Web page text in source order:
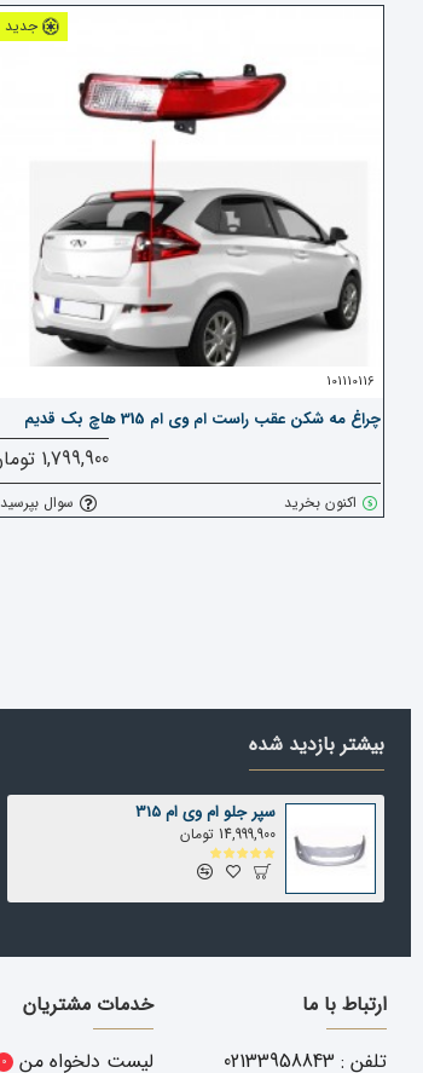
جدید
101110116
چراغ مه شکن عقب راست ام وی ام 315 هاچ بک قدیم
1,799,900 تومان
اکنون بخرید سوال بپرسید
بیشتر بازدید شده
سپر جلو ام وی ام 315
14,999,900 تومان
ارتباط با ما
تلفن : 02133958843
خدمات مشتریان
لیست دلخواه من
0